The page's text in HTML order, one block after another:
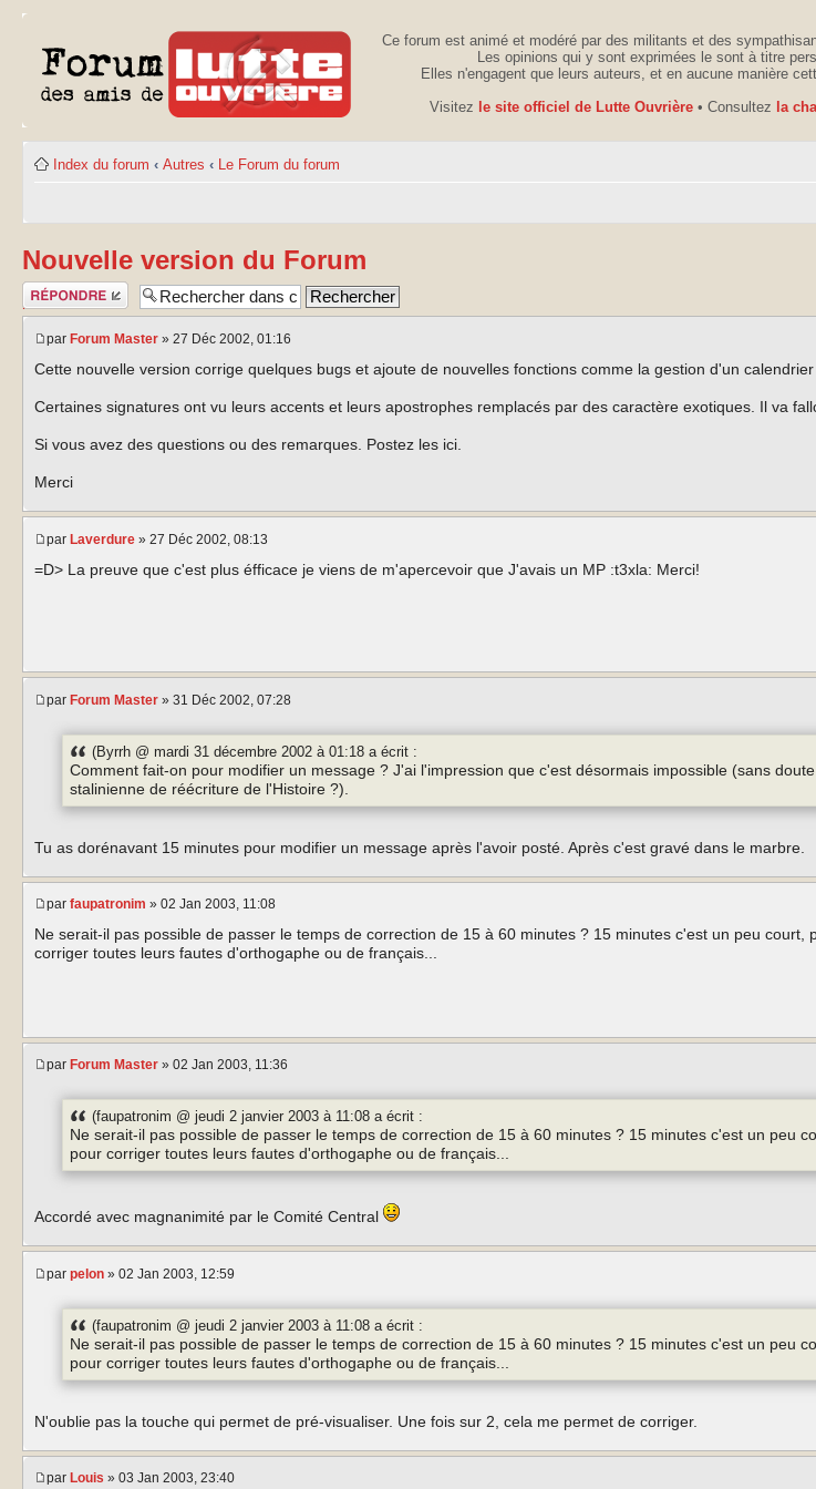
Ce forum est animé et modéré par des militants et des
Les opinions qui y sont exprimées le sont à titre
Elles n'engagent que leurs auteurs, et en aucune manière
Visitez le site officiel de Lutte Ouvrière • Consultez la
Index du forum ‹ Autres ‹ Le Forum du forum
Nouvelle version du Forum
Publier une
réponse
par Forum Master » 27 Déc 2002, 01:16
Cette nouvelle version corrige quelques bugs et ajoute de nouvelles fonctions comme la gestion d'un
Certaines signatures ont vu leurs accents et leurs apostrophes remplacés par des caractère exotiques. Il va
Si vous avez des questions ou des remarques. Postez les ici.
Merci
par Laverdure » 27 Déc 2002, 08:13
=D> La preuve que c'est plus éfficace je viens de m'apercevoir que J'avais un MP :t3xla: Merci!
par Forum Master » 31 Déc 2002, 07:28
(Byrrh @ mardi 31 décembre 2002 à 01:18 a écrit :
Comment fait-on pour modifier un message ? J'ai l'impression que c'est désormais impossible (sans
stalinienne de réécriture de l'Histoire ?).
Tu as dorénavant 15 minutes pour modifier un message après l'avoir posté. Après c'est gravé dans le marbre.
par faupatronim » 02 Jan 2003, 11:08
Ne serait-il pas possible de passer le temps de correction de 15 à 60 minutes ? 15 minutes c'est un peu court,
corriger toutes leurs fautes d'orthogaphe ou de français...
par Forum Master » 02 Jan 2003, 11:36
(faupatronim @ jeudi 2 janvier 2003 à 11:08 a écrit :
Ne serait-il pas possible de passer le temps de correction de 15 à 60 minutes ? 15 minutes c'est un peu
pour corriger toutes leurs fautes d'orthogaphe ou de français...
Accordé avec magnanimité par le Comité Central
par pelon » 02 Jan 2003, 12:59
(faupatronim @ jeudi 2 janvier 2003 à 11:08 a écrit :
Ne serait-il pas possible de passer le temps de correction de 15 à 60 minutes ? 15 minutes c'est un peu
pour corriger toutes leurs fautes d'orthogaphe ou de français...
N'oublie pas la touche qui permet de pré-visualiser. Une fois sur 2, cela me permet de corriger.
par Louis » 03 Jan 2003, 23:40